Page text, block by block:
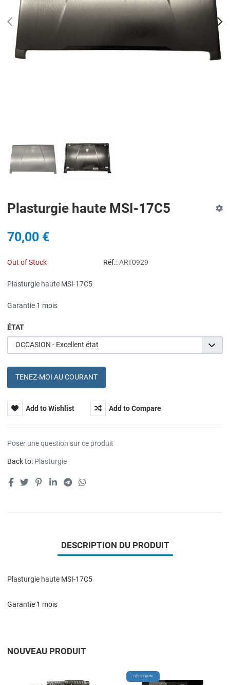
PREV
Plasturgie haute MSI-17C5
70,00 €
Out of Stock Réf.: ART0929
Plasturgie haute MSI-17C5
Garantie 1 mois
ÉTAT
OCCASION - Excellent état
TENEZ-MOI AU COURANT
Add to Wishlist Add to Compare
Poser une question sur ce produit
Back to: Plasturgie
DESCRIPTION DU PRODUIT
Plasturgie haute MSI-17C5
Garantie 1 mois
NOUVEAU PRODUIT
Add to Wishlist
SÉLECTION